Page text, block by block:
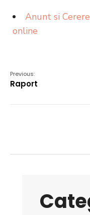
Anunt si
online
Previous:
Raport